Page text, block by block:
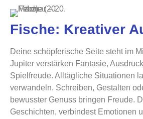
Fische: Kreativer
Deine schöpferische Seite steht im
Jupiter verstärken Fantasie,
Spielfreude. Alltägliche Situationen
verwandeln. Schreiben, Gestalten
bewusster Genuss bringen Freude.
Geschichten, verbindest Emotionen